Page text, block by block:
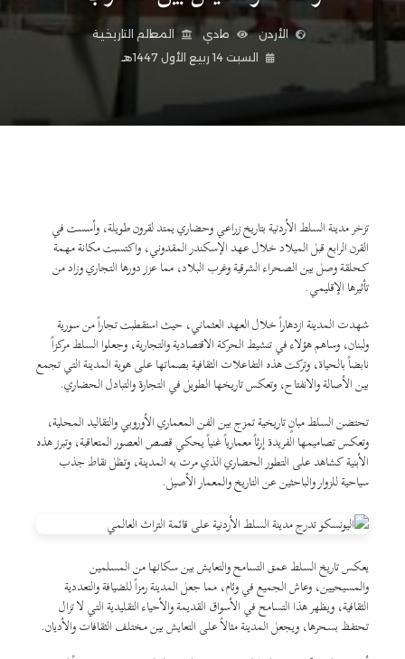
الأردن مادي
المعالم التاريخية
السبت 14 ربيع الأول 1447هـ
تزخر مدينة السلط الأردنية بتاريخ زراعي وحضاري يمتد لقرون طويلة، وأسست في
القرن الرابع قبل الميلاد خلال عهد الإسكندر المقدوني، واكتسبت مكانة مهمة
كحلقة وصل بين الصحراء الشرقية وغرب البلاد، مما عزز دورها التجاري وزاد من
تأثيرها الإقليمي.
شهدت المدينة ازدهاراً خلال العهد العثماني، حيث استقطبت تجاراً من سورية
ولبنان، وساهم هؤلاء في تنشيط الحركة الاقتصادية والتجارية، وجعلوا السلط مركزاً
نابضاً بالحياة، وتركت هذه التفاعلات الثقافية بصماتها على هوية المدينة التي تجمع
بين الأصالة والانفتاح، وتعكس تاريخها الطويل في التجارة والتبادل الحضاري.
تحتضن السلط مبانٍ تاريخية تمزج بين الفن المعماري الأوروبي والتقاليد المحلية،
وتعكس تصاميمها الفريدة إرثاً معمارياً غنياً يحكي قصص العصور المتعاقبة، وتبرز هذه
الأبنية كشاهد على التطور الحضاري الذي مرت به المدينة، وتظل نقاط جذب
سياحية للزوار والباحثين عن التاريخ والمعمار الأصيل.
يعكس تاريخ السلط عمق التسامح والتعايش بين سكانها من المسلمين
والمسيحيين، وعاش الجميع في وئام، مما جعل المدينة رمزاً للضيافة والتعددية
الثقافية، ويظهر هذا التسامح في الأسواق القديمة والأحياء التقليدية التي لا تزال
تحتفظ بسحرها، ويجعل المدينة مثالاً على التعايش بين مختلف الثقافات والأديان.